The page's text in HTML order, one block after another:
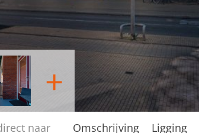
+
naar Omschrijving Ligging